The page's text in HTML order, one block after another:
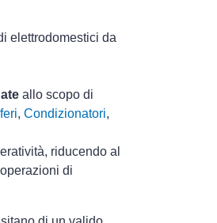
elettrodomestici da
allo scopo di
, Condizionatori,
riducendo al
di